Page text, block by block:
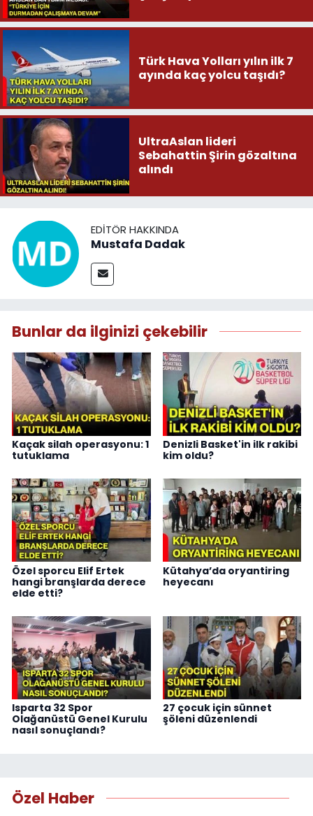
Türk Hava Yolları yılın ilk 7
ayında kaç yolcu taşıdı?
UltraAslan lideri
Sebahattin Şirin gözaltına
alındı
EDITÖR HAKKINDA
Mustafa Dadak
Bunlar da ilginizi çekebilir
Kaçak silah operasyonu: 1
tutuklama
Denizli Basket'in ilk rakibi
kim oldu?
Özel sporcu Elif Ertek
hangi branşlarda derece
elde etti?
Kütahya’da oryantiring
heyecanı
Isparta 32 Spor
Olağanüstü Genel Kurulu
nasıl sonuçlandı?
27 çocuk için sünnet
şöleni düzenlendi
Özel Haber